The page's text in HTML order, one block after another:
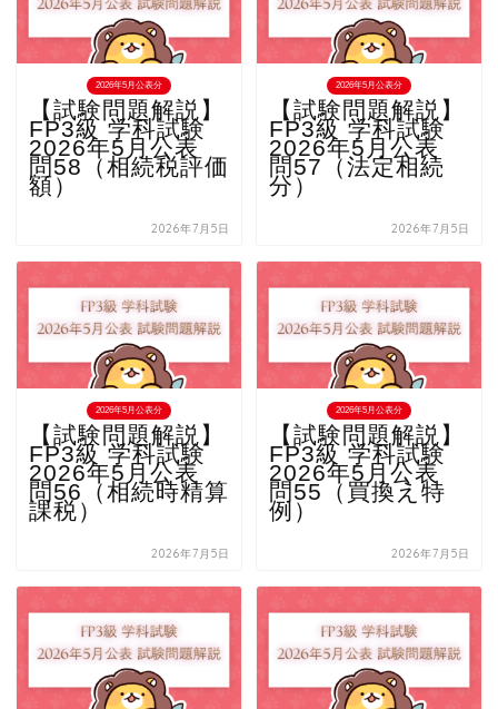
2026年5月公表分
【試験問題解説】
FP3級 学科試験
2026年5月公表
問58（相続税評価
額）
2026年7月5日
2026年5月公表分
【試験問題解説】
FP3級 学科試験
2026年5月公表
問57（法定相続
分）
2026年7月5日
2026年5月公表分
【試験問題解説】
FP3級 学科試験
2026年5月公表
問56（相続時精算
課税）
2026年7月5日
2026年5月公表分
【試験問題解説】
FP3級 学科試験
2026年5月公表
問55（買換え特
例）
2026年7月5日